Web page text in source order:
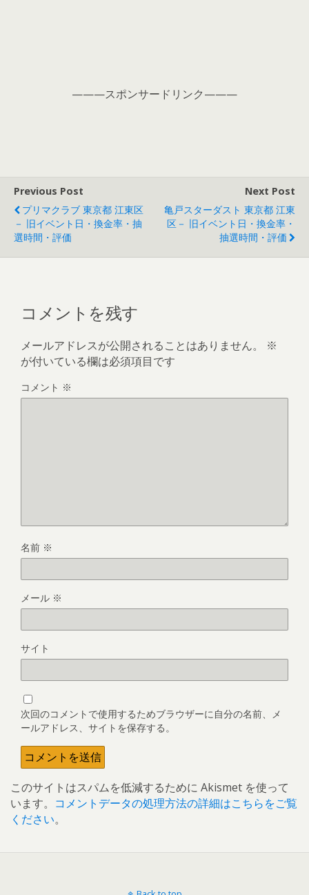
———スポンサードリンク———
Previous Post
プリマクラブ 東京都 江東区
－ 旧イベント日・換金率・抽
選時間・評価
Next Post
亀戸スターダスト 東京都 江東
区－ 旧イベント日・換金率・
抽選時間・評価
コメントを残す
メールアドレスが公開されることはありません。
※
が付いている欄は必須項目です
コメント ※
名前 ※
メール ※
サイト
次回のコメントで使用するためブラウザーに自分の名前、メ
ールアドレス、サイトを保存する。
このサイトはスパムを低減するために Akismet を使って
います。 コメントデータの処理方法の詳細はこちらをご覧
ください。